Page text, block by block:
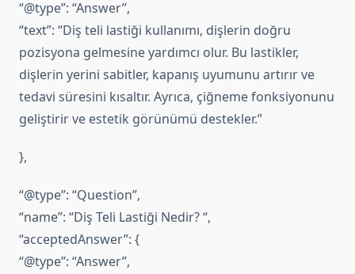
“@type”: “Answer”,
“text”: “Diş teli lastiği kullanımı, dişlerin doğru
pozisyona gelmesine yardımcı olur. Bu lastikler,
dişlerin yerini sabitler, kapanış uyumunu artırır ve
tedavi süresini kısaltır. Ayrıca, çiğneme fonksiyonunu
geliştirir ve estetik görünümü destekler.”
},
“@type”: “Question”,
“name”: “Diş Teli Lastiği Nedir? “,
“acceptedAnswer”: {
“@type”: “Answer”,